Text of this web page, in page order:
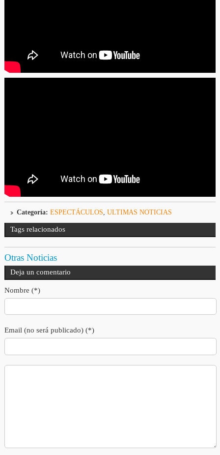
Categoría: ESPECTÁCULOS, ULTIMAS NOTICIAS
Tags relacionados
Otras Noticias
Deja un comentario
Nombre (*)
Email (no será publicado) (*)